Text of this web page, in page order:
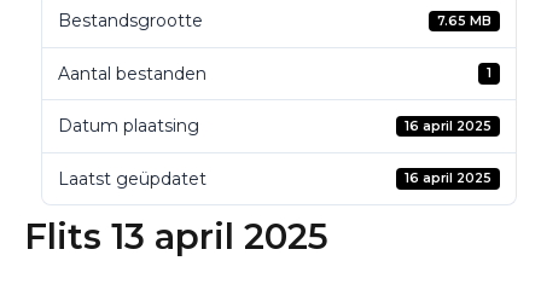
Bestandsgrootte 7.65 MB
Aantal bestanden 1
Datum plaatsing 16 april 2025
Laatst geüpdatet 16 april 2025
Flits 13 april 2025